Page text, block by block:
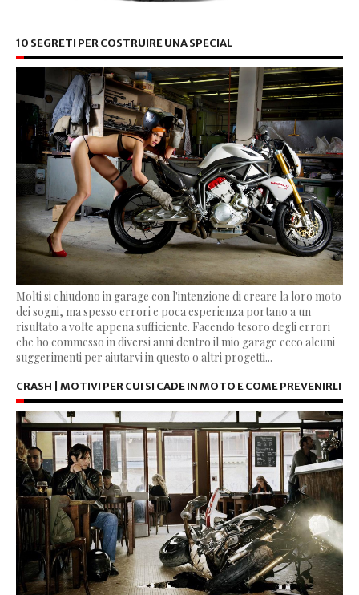
10 SEGRETI PER COSTRUIRE UNA SPECIAL
Molti si chiudono in garage con l'intenzione di creare la loro moto
dei sogni, ma spesso errori e poca esperienza portano a un
risultato a volte appena sufficiente. Facendo tesoro degli errori
che ho commesso in diversi anni dentro il mio garage ecco alcuni
suggerimenti per aiutarvi in questo o altri progetti...
CRASH | MOTIVI PER CUI SI CADE IN MOTO E COME PREVENIRLI